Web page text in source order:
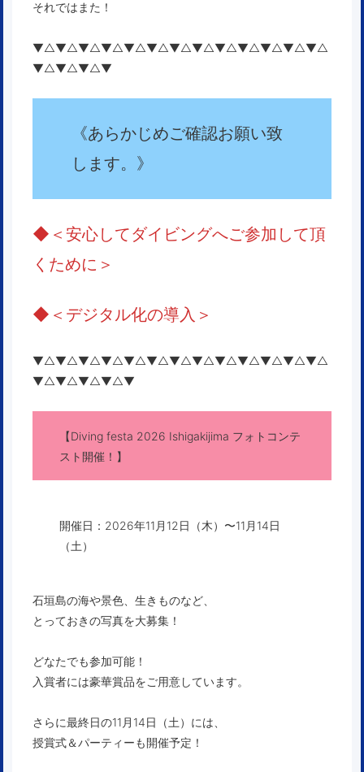
それではまた！
▼△▼△▼△▼△▼△▼△▼△▼△▼△▼△▼△▼△▼△
▼△▼△▼△▼
《あらかじめご確認お願い致
します。 》
◆ ＜安心してダイビングへご参加して頂
くために＞
◆＜ デジタル化の導入 ＞
▼△▼△▼△▼△▼△▼△▼△▼△▼△▼△▼△▼△▼△
▼△▼△▼△▼△▼
【Diving festa 2026 Ishigakijima フォトコンテ
スト開催！】
開催日：2026年11月12日（木）〜11月14日
（土）
石垣島の海や景色、生きものなど、
とっておきの写真を大募集！
どなたでも参加可能！
入賞者には豪華賞品をご用意しています。
さらに最終日の11月14日（土）には、
授賞式＆パーティーも開催予定！